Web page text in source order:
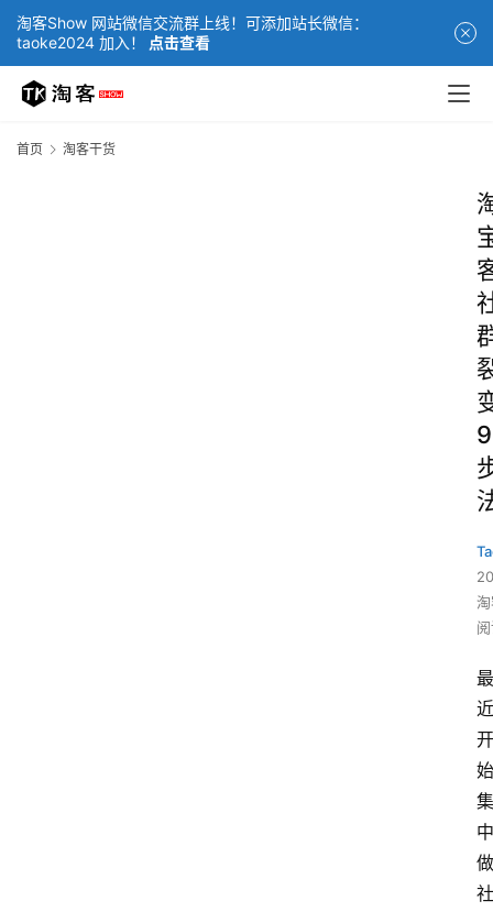
淘客Show 网站微信交流群上线！可添加站长微信：
taoke2024 加入！
点击查看
首页 淘客干货
9
最
近
开
始
集
中
做
社